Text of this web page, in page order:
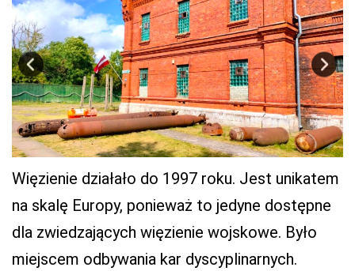
Więzienie działało do 1997 roku. Jest unikatem
na skalę Europy, ponieważ to jedyne dostępne
dla zwiedzających więzienie wojskowe. Było
miejscem odbywania kar dyscyplinarnych.